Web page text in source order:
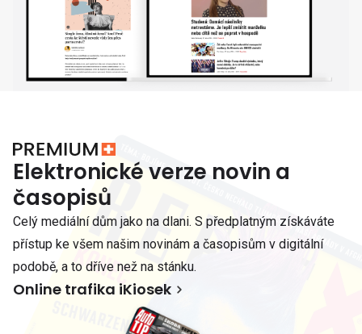
Elektronické verze novin a
časopisů
Celý mediální dům jako na dlani. S předplatným získáváte
přístup ke všem našim novinám a časopisům v digitální
podobě, a to dříve než na stánku.
Online trafika iKiosek